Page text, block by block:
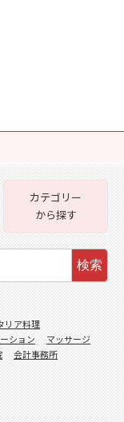
カテゴリー
から探す
検索
リア料理
ション
マッサージ
会計事務所